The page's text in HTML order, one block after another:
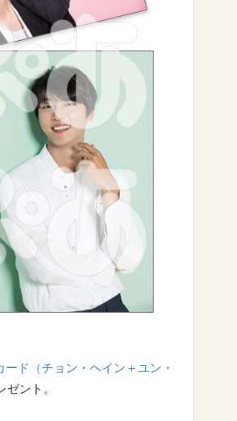
ド（チョン・ヘイン＋ユン・
ゼント。